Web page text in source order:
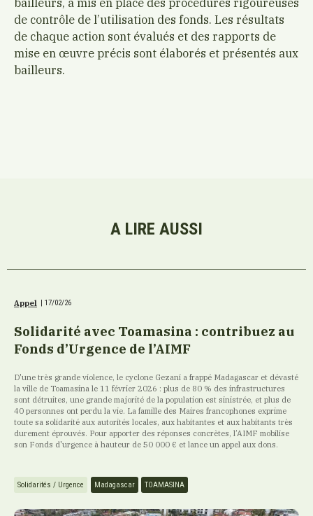
de contrôle de l’utilisation des fonds. Les résultats
de chaque action sont évalués et des rapports de
mise en œuvre précis sont élaborés et présentés aux
bailleurs.
A LIRE AUSSI
Appel | 17/02/26
Solidarité avec Toamasina : contribuez au
Fonds d’Urgence de l’AIMF
D'une très grande violence, le cyclone Gezani a frappé Madagascar et dévasté
la ville de Toamasina le 11 février 2026 : plus de 80 % des infrastructures
sont détruites, une grande majorité de la population est sinistrée, et plus de
40 personnes ont perdu la vie. La famille des Maires francophones exprime
toute sa solidarité aux autorités locales, aux habitantes et aux habitants très
durement éprouvés. Pour apporter des réponses concrètes, l’AIMF mobilise
son Fonds d'urgence à hauteur de 50 000 € et lance un appel aux dons.
Solidarités / Urgence Madagascar TOAMASINA